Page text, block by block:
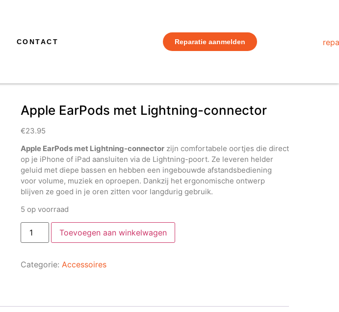
CONTACT Reparatie aanmelden
Apple EarPods met Lightning-connector
€23.95
Apple EarPods met Lightning-connectorzijn comfortabele oortjes die direct
op je iPhone of iPad aansluiten via de Lightning-poort. Ze leveren helder
geluid met diepe bassen en hebben een ingebouwde afstandsbediening
voor volume, muziek en oproepen. Dankzij het ergonomische ontwerp
blijven ze goed in je oren zitten voor langdurig gebruik.
5 op voorraad
Toevoegen aan winkelwagen
Categorie: Accessoires